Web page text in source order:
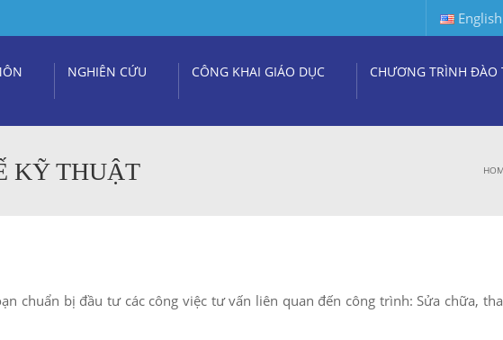
English
NGHIÊN CỨU CÔNG KHAI GIÁO DỤC CHƯƠNG TRÌNH ĐÀO
KỸ THUẬT
chuẩn bị đầu tư các công việc tư vấn liên quan đến công trình: Sửa chữa,